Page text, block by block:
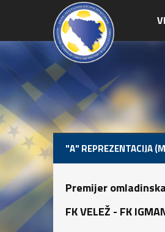
"A" REPREZENTACIJA
Premijer
FK VELEŽ - FK